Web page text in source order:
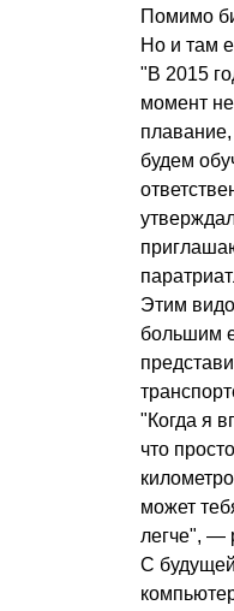
Помимо
Но и там
"В 2015
момент
будем
Этим
большим
"Когда я
что
может
легче", —
С